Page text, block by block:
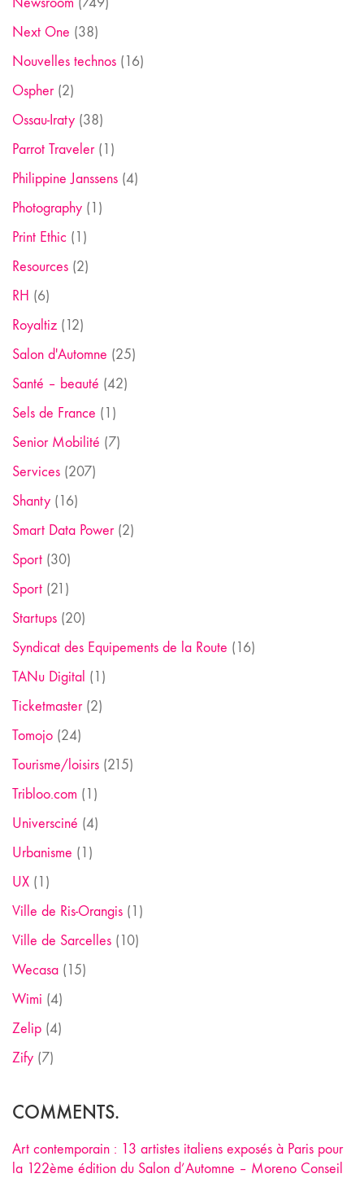
Next One (38)
Nouvelles technos (16)
Ospher(2)
Ossau-Iraty (38)
Parrot Traveler(1)
Philippine Janssens (4)
Photography (1)
Print Ethic (1)
Resources (2)
RH (6)
Royaltiz (12)
Salon d'Automne (25)
Santé – beauté (42)
Sels de France (1)
Senior Mobilité (7)
Services (207)
Shanty (16)
Smart Data Power(2)
Sport (30)
Sport (21)
Startups (20)
Syndicat des Equipements de la Route (16)
TANu Digital (1)
Ticketmaster(2)
Tomojo (24)
Tourisme/loisirs (215)
Tribloo.com (1)
Universciné (4)
Urbanisme (1)
UX (1)
Ville de Ris-Orangis (1)
Ville de Sarcelles (10)
Wecasa (15)
Wimi (4)
Zelip (4)
Zify (7)
COMMENTS.
Art contemporain : 13 artistes italiens exposés à Paris pour
la 122ème édition du Salon d’Automne – Moreno Conseil